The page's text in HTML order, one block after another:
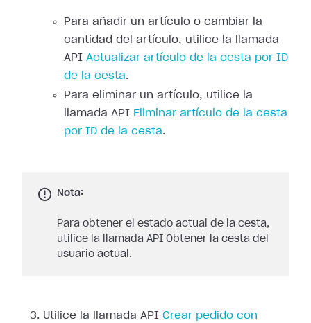
Para añadir un artículo o cambiar la
cantidad del artículo, utilice la llamada
API Actualizar artículo de la cesta por ID
de la cesta.
Para eliminar un artículo, utilice la
llamada API Eliminar artículo de la cesta
por ID de la cesta.
Nota:
Para obtener el estado actual de la cesta,
utilice la llamada API Obtener la cesta del
usuario actual.
Utilice la llamada API Crear pedido con